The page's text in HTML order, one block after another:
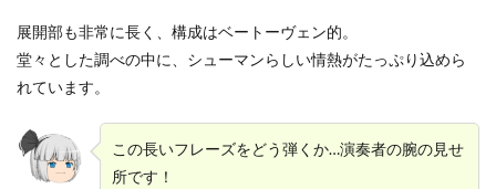
展開部も非常に長く、構成はベートーヴェン的。
堂々とした調べの中に、シューマンらしい情熱がたっぷり込めら
れています。
この長いフレーズをどう弾くか…演奏者の腕の見せ
所です！